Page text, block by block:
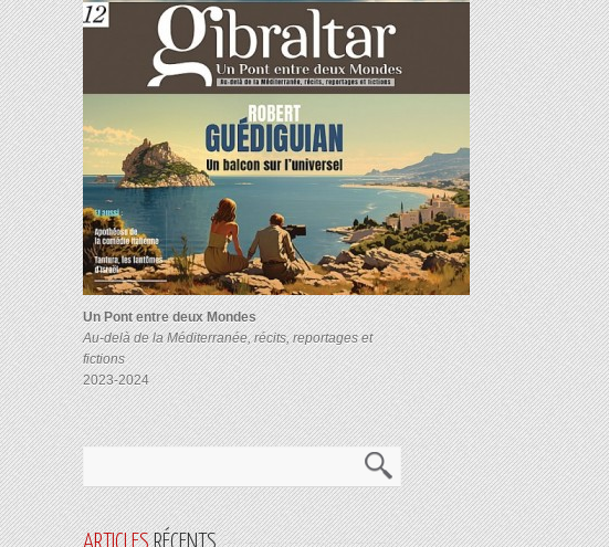
Un Pont entre deux Mondes
Au-delà de la Méditerranée, récits, reportages et
fictions
2023-2024
ARTICLESRÉCENTS